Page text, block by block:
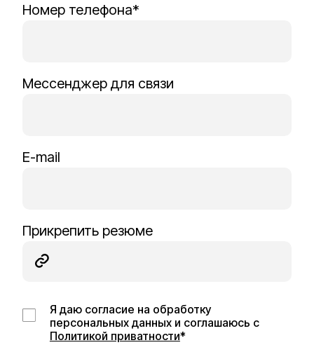
Номер телефона*
Мессенджер для связи
E-mail
Прикрепить резюме
Я даю согласие на обработку
персональных данных и соглашаюсь с
Политикой приватности*